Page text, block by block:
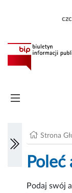
Strona
Podaj swój